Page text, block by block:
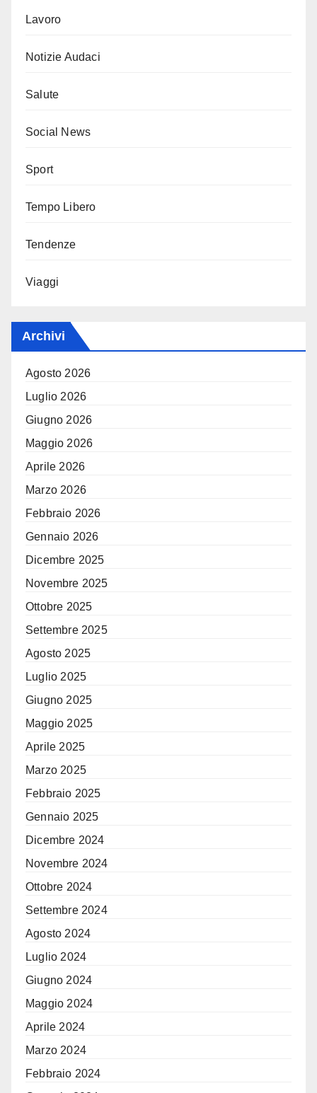
Lavoro
Notizie Audaci
Salute
Social News
Sport
Tempo Libero
Tendenze
Viaggi
Archivi
Agosto 2026
Luglio 2026
Giugno 2026
Maggio 2026
Aprile 2026
Marzo 2026
Febbraio 2026
Gennaio 2026
Dicembre 2025
Novembre 2025
Ottobre 2025
Settembre 2025
Agosto 2025
Luglio 2025
Giugno 2025
Maggio 2025
Aprile 2025
Marzo 2025
Febbraio 2025
Gennaio 2025
Dicembre 2024
Novembre 2024
Ottobre 2024
Settembre 2024
Agosto 2024
Luglio 2024
Giugno 2024
Maggio 2024
Aprile 2024
Marzo 2024
Febbraio 2024